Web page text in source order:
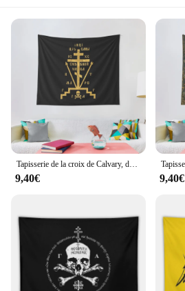
Tapisserie de la croix de Calvary, décoration de maison, peintures décoratives pour la maison, esthétique
9,40€ 9,40€